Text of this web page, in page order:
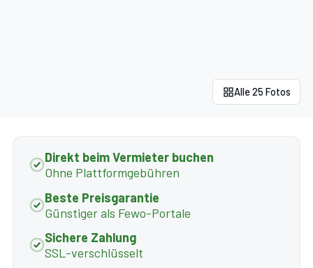
Alle 25 Fotos
Direkt beim Vermieter buchen
Ohne Plattformgebühren
Beste Preisgarantie
Günstiger als Fewo-Portale
Sichere Zahlung
SSL-verschlüsselt